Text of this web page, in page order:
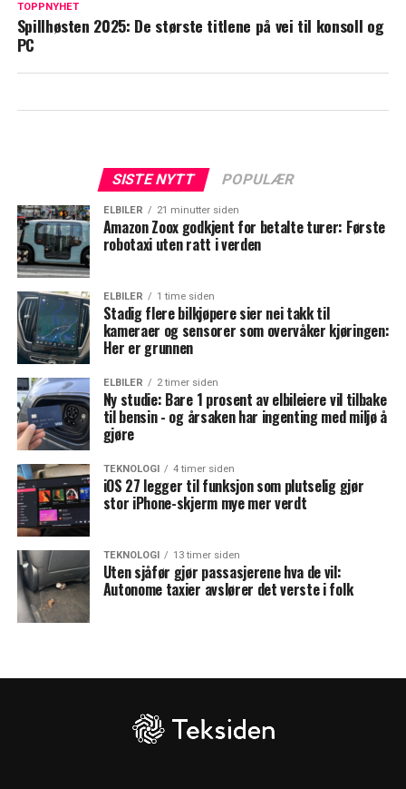
TOPPNYHET
Spillhøsten 2025: De største titlene på vei til konsoll og
PC
SISTE NYTT POPULÆR
ELBILER 21 minutter siden
Amazon Zoox godkjent for betalte turer: Første
robotaxi uten ratt i verden
ELBILER 1 time siden
Stadig flere bilkjøpere sier nei takk til
kameraer og sensorer som overvåker kjøringen:
Her er grunnen
ELBILER 2 timer siden
Ny studie: Bare 1 prosent av elbileiere vil tilbake
til bensin - og årsaken har ingenting med miljø å
gjøre
TEKNOLOGI 4 timer siden
iOS 27 legger til funksjon som plutselig gjør
stor iPhone-skjerm mye mer verdt
TEKNOLOGI 13 timer siden
Uten sjåfør gjør passasjerene hva de vil:
Autonome taxier avslører det verste i folk